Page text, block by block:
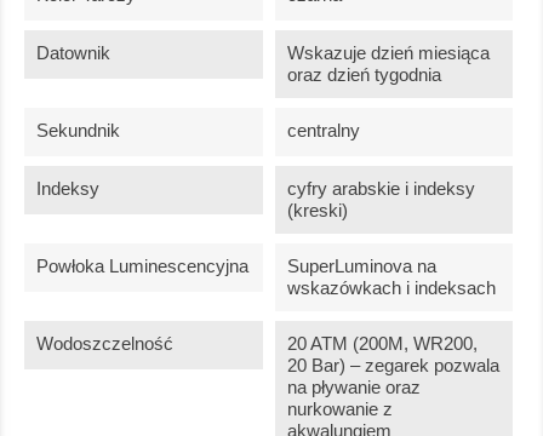
Datownik
Wskazuje dzień miesiąca
oraz dzień tygodnia
Sekundnik centralny
Indeksy
cyfry arabskie i indeksy
(kreski)
Powłoka Luminescencyjna
SuperLuminova na
wskazówkach i indeksach
Wodoszczelność
20 ATM (200M, WR200,
20 Bar) – zegarek pozwala
na pływanie oraz
nurkowanie z
akwalungiem